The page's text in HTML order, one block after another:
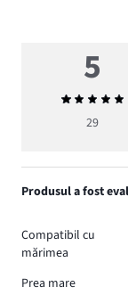
5
medie
29
Produsul a fost
Compatibil cu
mărimea
Prea mare